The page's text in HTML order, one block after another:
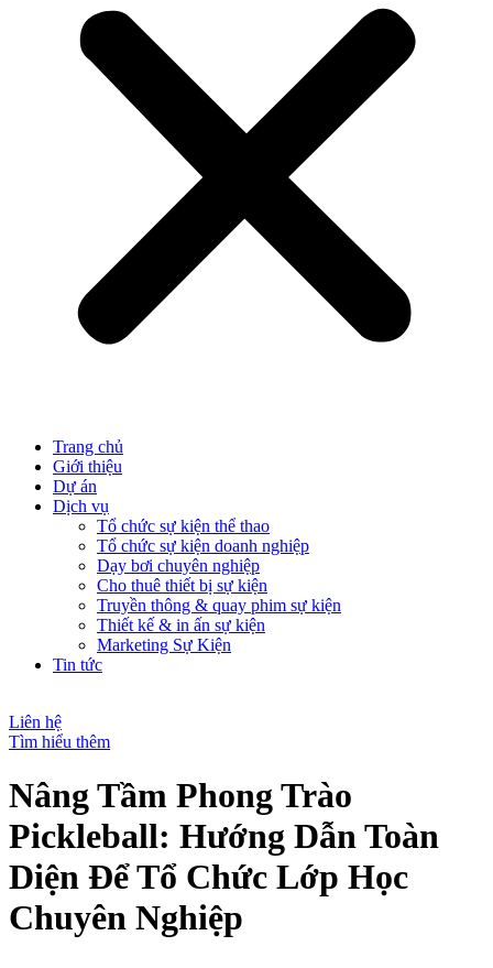
Trang chủ
Giới thiệu
Dự án
Dịch vụ
Tổ chức sự kiện thể thao
Tổ chức sự kiện doanh nghiệp
Dạy bơi chuyên nghiệp
Cho thuê thiết bị sự kiện
Truyền thông & quay phim sự kiện
Thiết kế & in ấn sự kiện
Marketing Sự Kiện
Tin tức
Liên hệ
Tìm hiểu thêm
Nâng Tầm Phong Trào
Pickleball: Hướng Dẫn Toàn
Diện Để Tổ Chức Lớp Học
Chuyên Nghiệp